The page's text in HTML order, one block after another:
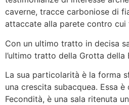
caverne, tracce carboniose di
attaccate alla parete contro cui
Con un ultimo tratto in decisa
l’ultimo tratto della Grotta della
La sua particolarità è la forma
una crescita subacquea. Essa
Fecondità, è una sala ritenuta